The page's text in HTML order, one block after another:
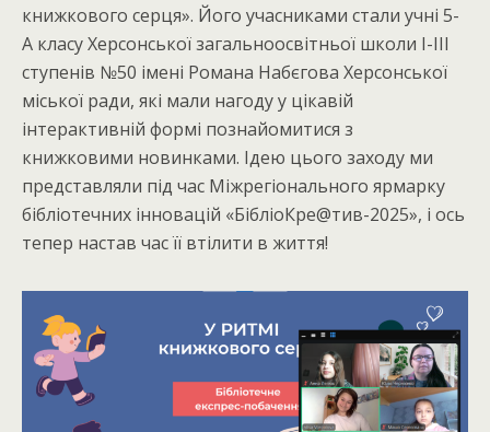
книжкового серця». Його учасниками стали учні 5-
А класу Херсонської загальноосвітньої школи І-ІІІ
ступенів №50 імені Романа Набєгова Херсонської
міської ради, які мали нагоду у цікавій
інтерактивній формі познайомитися з
книжковими новинками. Ідею цього заходу ми
представляли під час Міжрегіонального ярмарку
бібліотечних інновацій «БібліоКре@тив-2025», і ось
тепер настав час її втілити в життя!